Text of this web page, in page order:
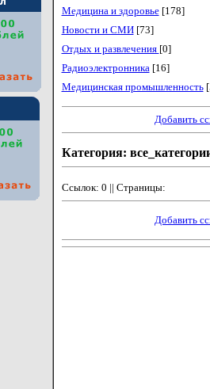
Медицина и здоровье[178]
Новости и СМИ[73]
Отдых и развлечения [0]
Радиоэлектронника[16]
Медицинская промышленность
Добавить
Категория:
Ссылок: 0 || Страницы:
Добавить